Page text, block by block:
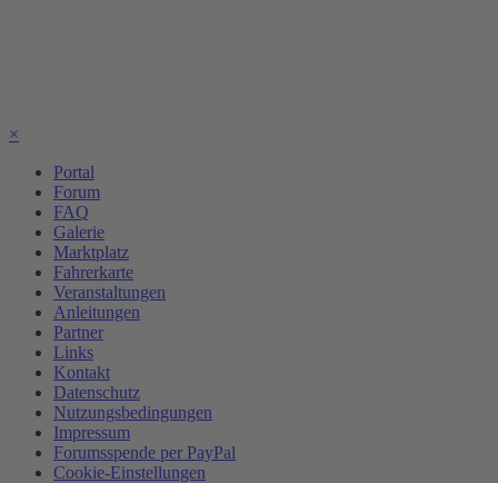
×
Portal
Forum
FAQ
Galerie
Marktplatz
Fahrerkarte
Veranstaltungen
Anleitungen
Partner
Links
Kontakt
Datenschutz
Nutzungsbedingungen
Impressum
Forumsspende per PayPal
Cookie-Einstellungen